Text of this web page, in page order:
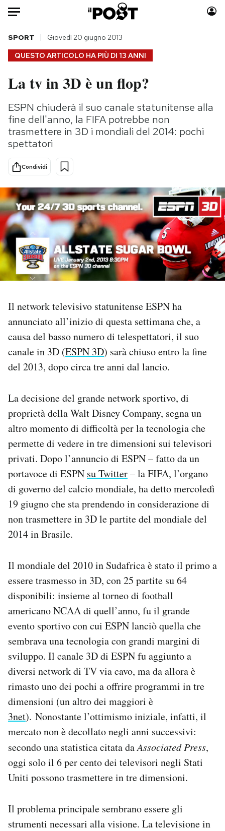
Auto
HOME
Italia
Politica
Tecnologia
Internet
Scienza
Cultura
Economia
Sport
Moda
Consumismi
Storie/Idee
Altrecose
Mondiali calcio 2026
PODCAST
NEWSLETTER
I MIEI PREFERITI
AREA PERSONALE
Area Personale
Newsletter
Notifiche mobile
Regala il Post
Hai bisogno di aiuto?
QUESTO ARTICOLO HA PIÙ DI 13 ANNI
SPORT Giovedì 20 giugno 2013
La tv in 3D è un flop?
ESPN chiuderà il suo canale statunitense alla
fine dell'anno, la FIFA potrebbe non
trasmettere in 3D i mondiali del 2014: pochi
spettatori
Condividi
Il network televisivo statunitense ESPN ha
annunciato all’inizio di questa settimana che, a
causa del basso numero di telespettatori, il suo
canale in 3D (ESPN 3D) sarà chiuso entro la fine
del 2013, dopo circa tre anni dal lancio.
La decisione del grande network sportivo, di
proprietà della Walt Disney Company, segna un
altro momento di difficoltà per la tecnologia che
permette di vedere in tre dimensioni sui televisori
privati. Dopo l’annuncio di ESPN – fatto da un
portavoce di ESPN su Twitter– la FIFA, l’organo
di governo del calcio mondiale, ha detto mercoledì
19 giugno che sta prendendo in considerazione di
non trasmettere in 3D le partite del mondiale del
2014 in Brasile.
Il mondiale del 2010 in Sudafrica è stato il primo a
essere trasmesso in 3D, con 25 partite su 64
disponibili: insieme al torneo di football
americano NCAA di quell’anno, fu il grande
evento sportivo con cui ESPN lanciò quella che
sembrava una tecnologia con grandi margini di
sviluppo. Il canale 3D di ESPN fu aggiunto a
diversi network di TV via cavo, ma da allora è
rimasto uno dei pochi a offrire programmi in tre
dimensioni (un altro dei maggiori è
3net). Nonostante l’ottimismo iniziale, infatti, il
mercato non è decollato negli anni successivi:
secondo una statistica citata daAssociated Press,
oggi solo il 6 per cento dei televisori negli Stati
Uniti possono trasmettere in tre dimensioni.
Il problema principale sembrano essere gli
strumenti necessari alla visione. La televisione in